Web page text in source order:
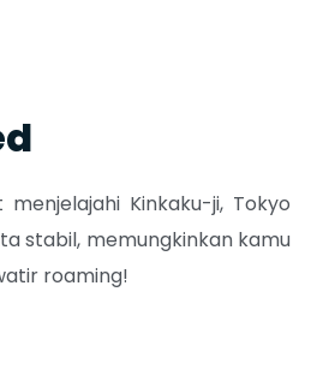
Kinkaku-ji, Tokyo
stabil, memungkinkan kamu
roaming!